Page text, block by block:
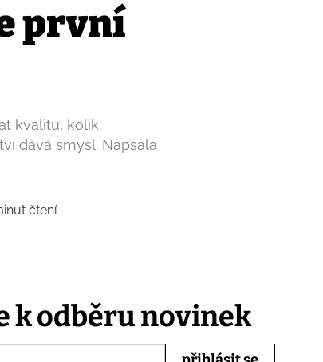
první
kvalitu, kolik
dává smysl. Napsala
čtení
k odběru novinek